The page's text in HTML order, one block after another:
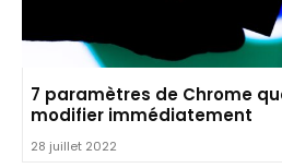
7 paramètres de Chrome
modifier immédiatement
28 juillet 2022